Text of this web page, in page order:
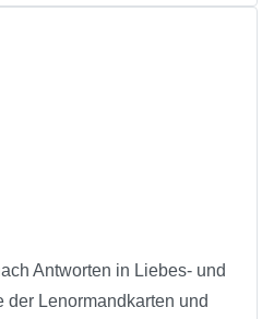
Antworten in Liebes- und
der Lenormandkarten und